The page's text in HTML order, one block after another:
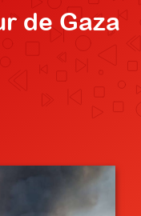
de Gaza